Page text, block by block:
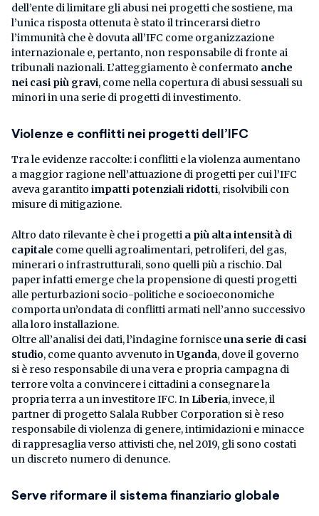
dell’ente di limitare gli abusi nei progetti che sostiene, ma
l’unica risposta ottenuta è stato il trincerarsi dietro
l’immunità che è dovuta all’IFC come organizzazione
internazionale e, pertanto, non responsabile di fronte ai
tribunali nazionali. L’atteggiamento è confermato anche
nei casi più gravi, come nella copertura di abusi sessuali su
minori in una serie di progetti di investimento.
Violenze e conflitti nei progetti dell’IFC
Tra le evidenze raccolte: i conflitti e la violenza aumentano
a maggior ragione nell’attuazione di progetti per cui l’IFC
aveva garantito impatti potenziali ridotti, risolvibili con
misure di mitigazione.
Altro dato rilevante è che i progetti a più alta intensità di
capitale come quelli agroalimentari, petroliferi, del gas,
minerari o infrastrutturali, sono quelli più a rischio. Dal
paper infatti emerge che la propensione di questi progetti
alle perturbazioni socio-politiche e socioeconomiche
comporta un’ondata di conflitti armati nell’anno successivo
alla loro installazione.
Oltre all’analisi dei dati, l’indagine fornisceuna serie di casi
studio, come quanto avvenuto inUganda, dove il governo
si è reso responsabile di una vera e propria campagna di
terrore volta a convincere i cittadini a consegnare la
propria terra a un investitore IFC. In Liberia, invece, il
partner di progetto Salala Rubber Corporation si è reso
responsabile di violenza di genere, intimidazioni e minacce
di rappresaglia verso attivisti che, nel 2019, gli sono costati
un discreto numero di denunce.
Serve riformare il sistema finanziario globale